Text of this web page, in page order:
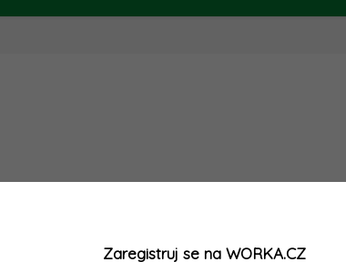
Zaregistruj se na WORKA.CZ